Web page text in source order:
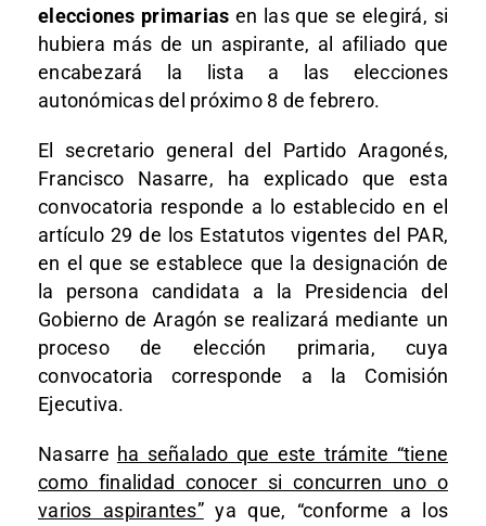
elecciones primarias en las que se elegirá, si
hubiera más de un aspirante, al afiliado que
encabezará la lista a las elecciones
autonómicas del próximo 8 de febrero.
El secretario general del Partido Aragonés,
Francisco Nasarre, ha explicado que esta
convocatoria responde a lo establecido en el
artículo 29 de los Estatutos vigentes del PAR,
en el que se establece que la designación de
la persona candidata a la Presidencia del
Gobierno de Aragón se realizará mediante un
proceso de elección primaria, cuya
convocatoria corresponde a la Comisión
Ejecutiva.
Nasarre ha señalado que este trámite “tiene
como finalidad conocer si concurren uno o
varios aspirantes”ya que, “conforme a los